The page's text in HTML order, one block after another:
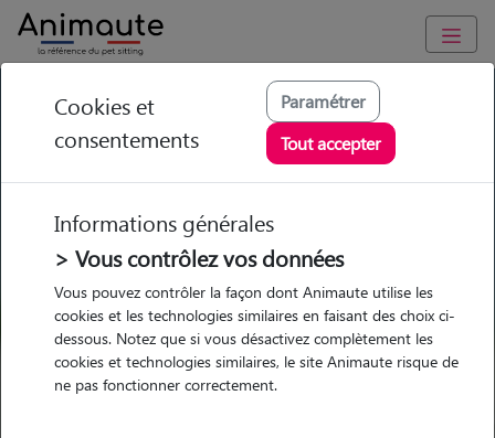
GARDE ANIMAUX à Arc-en-Barrois : Garde chien et chat en
famille ou à domicile, visites et promenades
Trouvez une garde animaux à
Arc-en-Barrois
Parmi nos pet-sitters à Arc-en-
Barrois
Cookies et
consentements
Paramétrer
Tout accepter
Informations générales
> Vous contrôlez vos données
Vous pouvez contrôler la façon dont Animaute utilise les
cookies et les technologies similaires en faisant des choix ci-
dessous. Notez que si vous désactivez complètement les
cookies et technologies similaires, le site Animaute risque de
ne pas fonctionner correctement.